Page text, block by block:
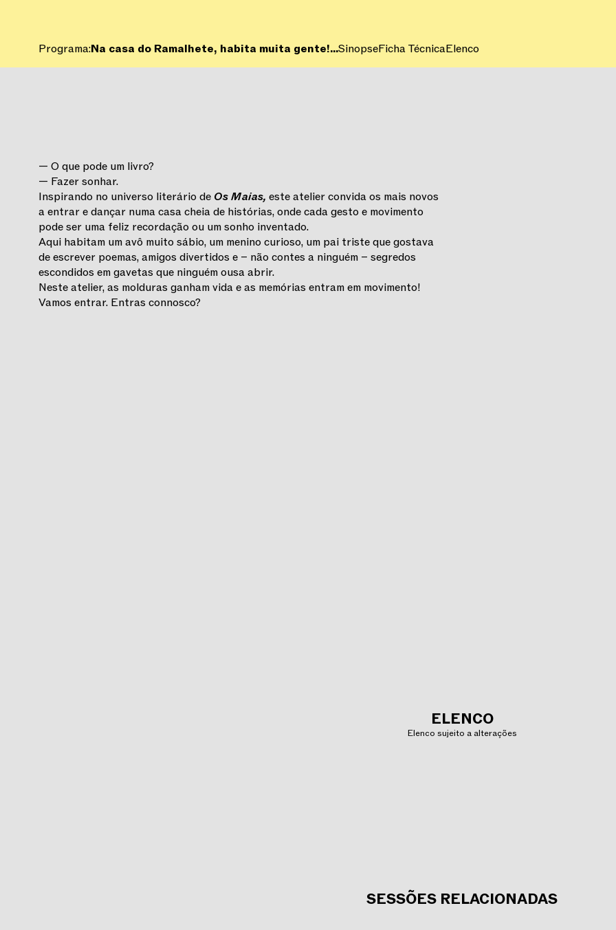
Programa:Na casa do Ramalhete, habita muita gente!...SinopseFicha TécnicaElenco
— O que pode um livro?
— Fazer sonhar.
Inspirando no universo literário de Os Maias, este atelier convida os mais novos
a entrar e dançar numa casa cheia de histórias, onde cada gesto e movimento
pode ser uma feliz recordação ou um sonho inventado.
Aqui habitam um avô muito sábio, um menino curioso, um pai triste que gostava
de escrever poemas, amigos divertidos e – não contes a ninguém – segredos
escondidos em gavetas que ninguém ousa abrir.
Neste atelier, as molduras ganham vida e as memórias entram em movimento!
Vamos entrar. Entras connosco?
ELENCO
Elenco sujeito a alterações
SESSÕES RELACIONADAS